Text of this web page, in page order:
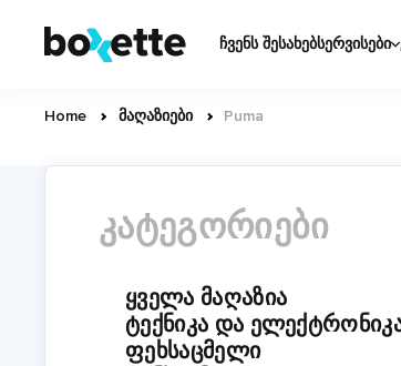
Основная
навигация
ჩვენს შესახებსერვისები
Breadcrumb
Home მაღაზიები Puma
ᲙᲐᲢᲔᲒᲝᲠᲘᲔᲑᲘ
ᲧᲕᲔᲚᲐ ᲛᲐᲦᲐᲖᲘᲐ
ᲢᲔᲥᲜᲘᲙᲐ ᲓᲐ
ᲤᲔᲮᲡᲐᲪᲛᲔᲚᲘ